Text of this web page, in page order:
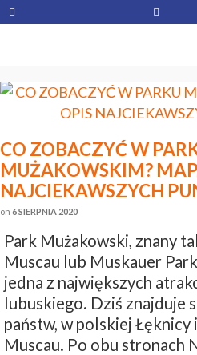
CO ZOBACZYĆ W
MUŻAKOWSKIM?
NAJCIEKAWSZYCH
on 6 SIERPNIA 2020
Park Mużakowski, znany
Muscau lub Muskauer
jedna z największych
lubuskiego. Dziś znajduje
państw, w polskiej Łęknicy
Muscau. Po obu stronach